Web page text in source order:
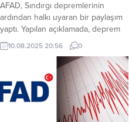
AFAD, Sındırgı depremlerinin
ardından halkı uyaran bir paylaşım
yaptı. Yapılan açıklamada, deprem
sonrası bölgedeki hasarlı yapılara
kesinlikle girilmemesi ve riskli
binaların çevresinde
bulunulmaması gerektiği belirtildi.
Ayrıca, haberleşmelerin kısa mesaj
servisi (SMS) ve internet tabanlı
mesajlaşma uygulamaları üzerinden
10.08.2025 20:56 0